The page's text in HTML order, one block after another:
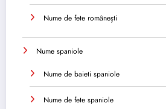
Nume de fete românești
Nume spaniole
Nume de baieti spaniole
Nume de fete spaniole